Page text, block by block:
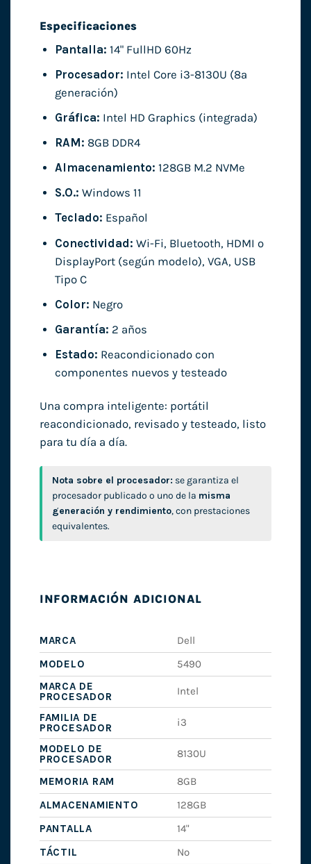
Especificaciones
Pantalla: 14" FullHD 60Hz
Procesador: Intel Core i3-8130U (8ª
generación)
Gráfica: Intel HD Graphics (integrada)
RAM: 8GB DDR4
Almacenamiento: 128GB M.2 NVMe
S.O.: Windows 11
Teclado: Español
Conectividad: Wi-Fi, Bluetooth, HDMI o
DisplayPort (según modelo), VGA, USB
Tipo C
Color: Negro
Garantía: 2 años
Estado: Reacondicionado con
componentes nuevos y testeado
Una compra inteligente: portátil
reacondicionado, revisado y testeado, listo
para tu día a día.
Nota sobre el procesador: se garantiza el
procesador publicado o uno de la misma
generación y rendimiento, con prestaciones
equivalentes.
INFORMACIÓN ADICIONAL
MARCA
Dell
MODELO
5490
MARCA DE
PROCESADOR
Intel
FAMILIA DE
PROCESADOR
i3
MODELO DE
PROCESADOR
8130U
MEMORIA RAM
8GB
ALMACENAMIENTO
128GB
PANTALLA
14"
TÁCTIL
No